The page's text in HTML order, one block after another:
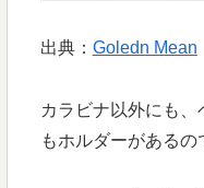
出典： Goledn Mean
カラビナ以外にも
もホルダーがある